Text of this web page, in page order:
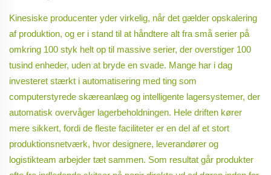
Kinesiske producenter yder virkelig, når det gælder opskalering
af produktion, og er i stand til at håndtere alt fra små serier på
omkring 100 styk helt op til massive serier, der overstiger 100
tusind enheder, uden at bryde en svade. Mange har i dag
investeret stærkt i automatisering med ting som
computerstyrede skæreanlæg og intelligente lagersystemer, der
automatisk overvåger lagerbeholdningen. Hele driften kører
mere sikkert, fordi de fleste faciliteter er en del af et stort
produktionsnetværk, hvor designere, leverandører og
logistikteam arbejder tæt sammen. Som resultat går produkter